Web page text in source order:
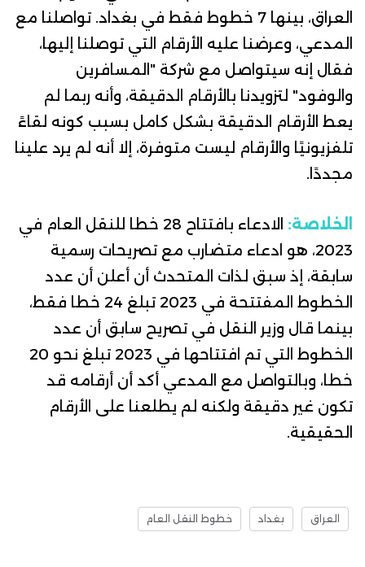
العراق، بينها 7 خطوط فقط في بغداد.
تواصلنا مع
المدعي، وعرضنا عليه الأرقام التي توصلنا إليها،
فقال إنه سيتواصل مع شركة "المسافرين
والوفود" لتزويدنا بالأرقام الدقيقة، وأنه ربما لم
يعط الأرقام الدقيقة بشكل كامل بسبب كونه لقاءً
تلفزيونيًا والأرقام ليست متوفرة، إلا أنه لم يرد علينا
مجددًا.
الخلاصة:
الادعاء بافتتاح 28 خطا للنقل العام في
2023، هو ادعاء متضارب مع تصريحات رسمية
سابقة، إذ سبق لذات المتحدث أن أعلن أن عدد
الخطوط المفتتحة في 2023 تبلغ 24 خطا فقط،
بينما قال وزير النقل في تصريح سابق أن عدد
الخطوط التي تم افتتاحها في 2023 تبلغ نحو 20
خطا، وبالتواصل مع المدعي أكد أن أرقامه قد
تكون غير دقيقة ولكنه لم يطلعنا على الأرقام
الحقيقية.
العراق بغداد خطوط النقل العام